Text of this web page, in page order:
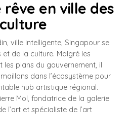
rêve en ville des
ville intelligente, Singapour se
de la culture. Malgré les
les plans du gouvernement, il
dans l’écosystème pour
hub artistique régional.
Mol, fondatrice de la galerie
l’art et spécialiste de l’art